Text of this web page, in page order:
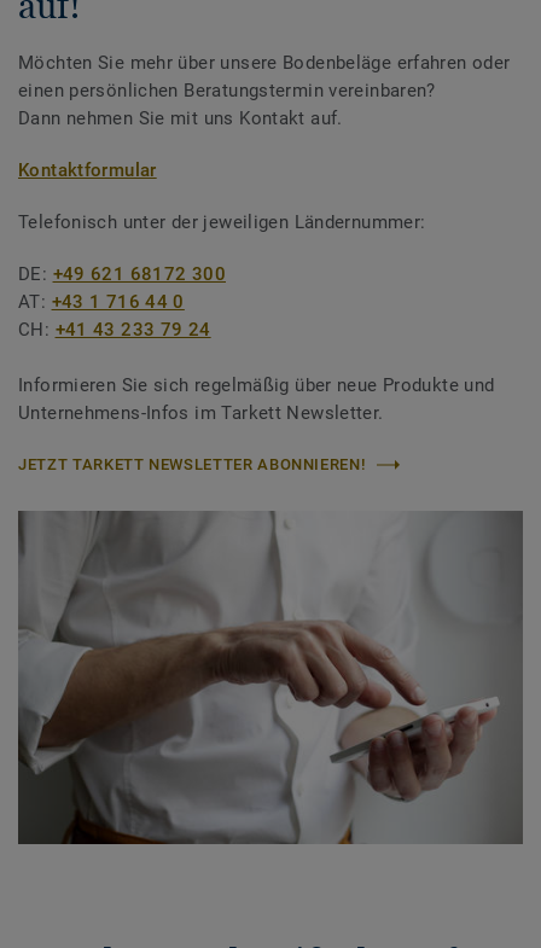
Möchten Sie mehr über unsere Bodenbeläge erfahren oder
einen persönlichen Beratungstermin vereinbaren?
Dann nehmen Sie mit uns Kontakt auf.
Kontaktformular
Telefonisch unter der jeweiligen Ländernummer:
DE: +49 621 68172 300
AT: +43 1 716 44 0
CH: +41 43 233 79 24
Informieren Sie sich regelmäßig über neue Produkte und
Unternehmens-Infos im Tarkett Newsletter.
JETZT TARKETT NEWSLETTER ABONNIEREN!